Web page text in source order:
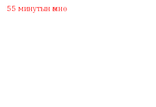
55 минутын өмнө